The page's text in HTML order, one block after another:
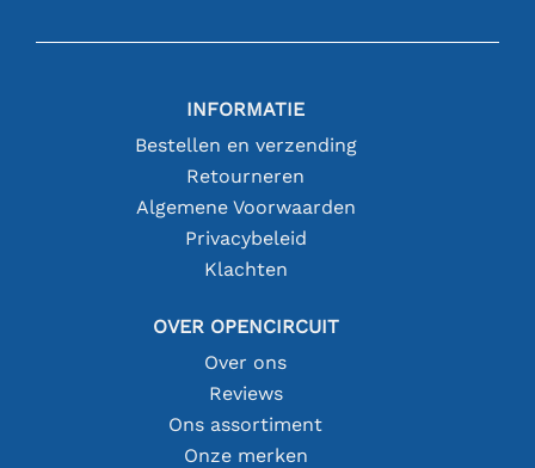
INFORMATIE
Bestellen en verzending
Retourneren
Algemene Voorwaarden
Privacybeleid
Klachten
OVER OPENCIRCUIT
Over ons
Reviews
Ons assortiment
Onze merken